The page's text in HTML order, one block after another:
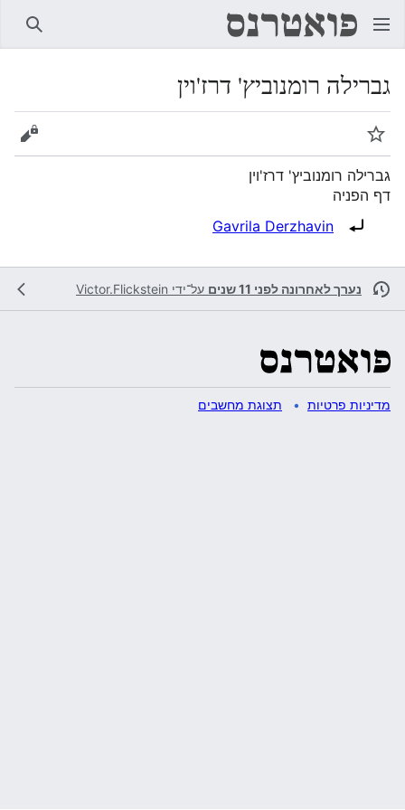
גברילה רומנוביץ' דרז'וין
מעקב
גברילה רומנוביץ' דרז'וין
דף הפניה
הפניה ל:
Gavrila Derzhavin
נערך לאחרונה לפני 11 שנים על־ידי Victor.Flickstein
מדיניות פרטיות תצוגת מחשבים